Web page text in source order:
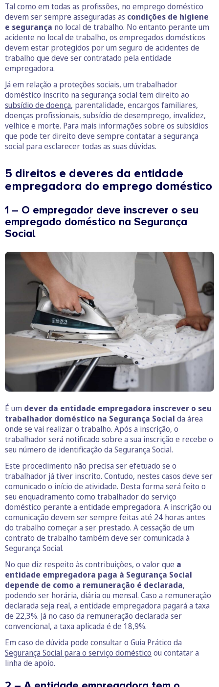
Tal como em todas as profissões, no emprego doméstico
devem ser sempre asseguradas as condições de higiene
e segurança no local de trabalho. No entanto perante um
acidente no local de trabalho, os empregados domésticos
devem estar protegidos por um seguro de acidentes de
trabalho que deve ser contratado pela entidade
empregadora.
Já em relação a proteções sociais, um trabalhador
doméstico inscrito na segurança social tem direito ao
subsídio de doença, parentalidade, encargos familiares,
doenças profissionais, subsídio de desemprego, invalidez,
velhice e morte. Para mais informações sobre os subsídios
que pode ter direito deve sempre contatar a segurança
social para esclarecer todas as suas dúvidas.
5 direitos e deveres da entidade
empregadora do emprego doméstico
1 – O empregador deve inscrever o seu
empregado doméstico na Segurança
Social
É um dever da entidade empregadora inscrever o seu
trabalhador doméstico na Segurança Social da área
onde se vai realizar o trabalho. Após a inscrição, o
trabalhador será notificado sobre a sua inscrição e recebe o
seu número de identificação da Segurança Social.
Este procedimento não precisa ser efetuado se o
trabalhador já tiver inscrito. Contudo, nestes casos deve ser
comunicado o início de atividade. Desta forma será feito o
seu enquadramento como trabalhador do serviço
doméstico perante a entidade empregadora. A inscrição ou
comunicação devem ser sempre feitas até 24 horas antes
do trabalho começar a ser prestado. A cessação de um
contrato de trabalho também deve ser comunicada à
Segurança Social.
No que diz respeito às contribuições, o valor que a
entidade empregadora paga à Segurança Social
depende de como a remuneração é declarada,
podendo ser horária, diária ou mensal. Caso a remuneração
declarada seja real, a entidade empregadora pagará a taxa
de 22,3%. Já no caso da remuneração declarada ser
convencional, a taxa aplicada é de 18,9%.
Em caso de dúvida pode consultar o Guia Prático da
Segurança Social para o serviço doméstico ou contatar a
linha de apoio.